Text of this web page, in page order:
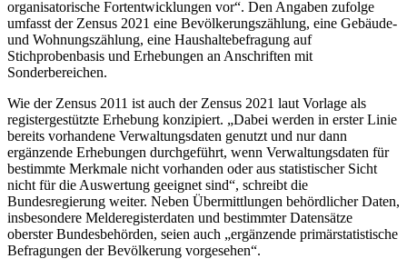
organisatorische Fortentwicklungen vor“. Den Angaben zufolge
umfasst der Zensus 2021 eine Bevölkerungszählung, eine Gebäude-
und Wohnungszählung, eine Haushaltebefragung auf
Stichprobenbasis und Erhebungen an Anschriften mit
Sonderbereichen.
Wie der Zensus 2011 ist auch der Zensus 2021 laut Vorlage als
registergestützte Erhebung konzipiert. „Dabei werden in erster Linie
bereits vorhandene Verwaltungsdaten genutzt und nur dann
ergänzende Erhebungen durchgeführt, wenn Verwaltungsdaten für
bestimmte Merkmale nicht vorhanden oder aus statistischer Sicht
nicht für die Auswertung geeignet sind“, schreibt die
Bundesregierung weiter. Neben Übermittlungen behördlicher Daten,
insbesondere Melderegisterdaten und bestimmter Datensätze
oberster Bundesbehörden, seien auch „ergänzende primärstatistische
Befragungen der Bevölkerung vorgesehen“.